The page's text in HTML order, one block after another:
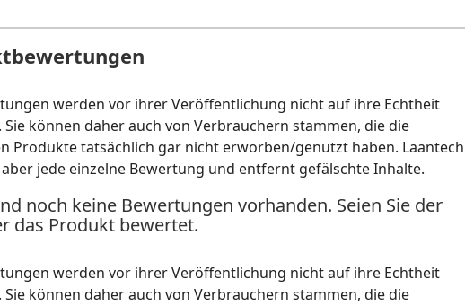
werden vor ihrer Veröffentlichung nicht auf ihre Echtheit
können daher auch von Verbrauchern stammen, die die
Produkte tatsächlich gar nicht erworben/genutzt haben. Laantech
jede einzelne Bewertung und entfernt gefälschte Inhalte.
noch keine Bewertungen vorhanden. Seien Sie der
das Produkt bewertet.
werden vor ihrer Veröffentlichung nicht auf ihre Echtheit
können daher auch von Verbrauchern stammen, die die